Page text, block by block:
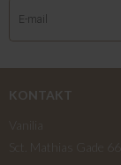
KONTAKT